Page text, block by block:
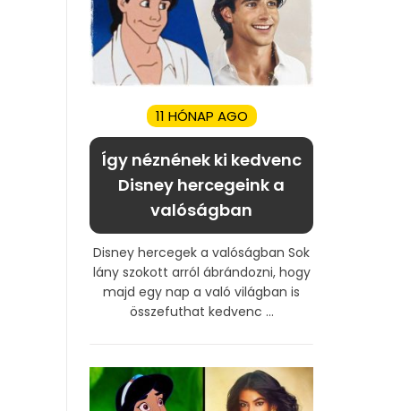
11 HÓNAP AGO
Így néznének ki kedvenc
Disney hercegeink a
valóságban
Disney hercegek a valóságban Sok
lány szokott arról ábrándozni, hogy
majd egy nap a való világban is
összefuthat kedvenc ...